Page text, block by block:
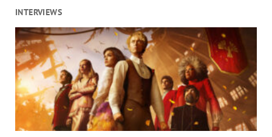
INTERVIEWS